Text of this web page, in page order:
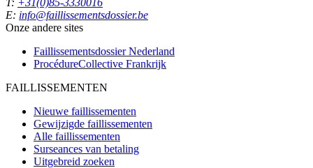
E: info@faillissementsdossier.be
Onze andere sites
Faillissementsdossier Nederland
ProcédureCollective Frankrijk
FAILLISSEMENTEN
Nieuwe faillissementen
Gewijzigde faillissementen
Alle faillissementen
Surseances van betaling
Uitgebreid zoeken